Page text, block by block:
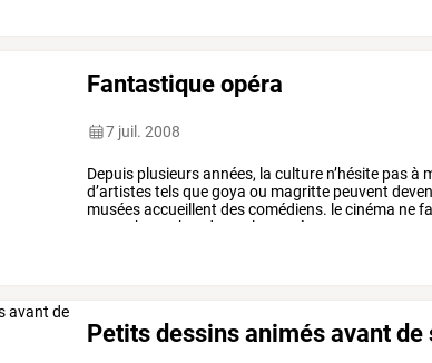
Fantastique opéra
7 juil. 2008
Depuis plusieursannées, la culture n’hésite pasà
d’artistestelsquegoya ou magritte peuvent
muséesaccueillent descomédiens. lecinéma ne
cronenberg
abandonne la caméra
Petits dessins animés avant de